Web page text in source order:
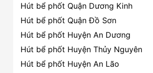
Hút bể phốt Quận Dương Kinh
Hút bể phốt Quận Đồ Sơn
Hút bể phốt Huyện An Dương
Hút bể phốt Huyện Thủy Nguyên
Hút bể phốt Huyện An Lão